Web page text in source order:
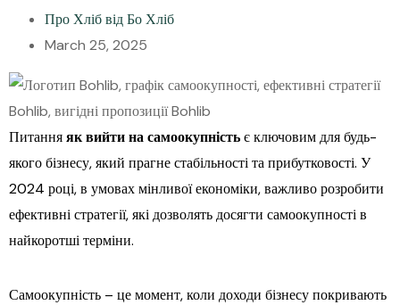
Про Хліб від Бо Хліб
March 25, 2025
Питанняяк вийти на самоокупністьє ключовим для будь-
якого бізнесу, який прагне стабільності та прибутковості. У
2024 році, в умовах мінливої економіки, важливо розробити
ефективні стратегії, які дозволять досягти самоокупності в
найкоротші терміни.
Самоокупність – це момент, коли доходи бізнесу покривають